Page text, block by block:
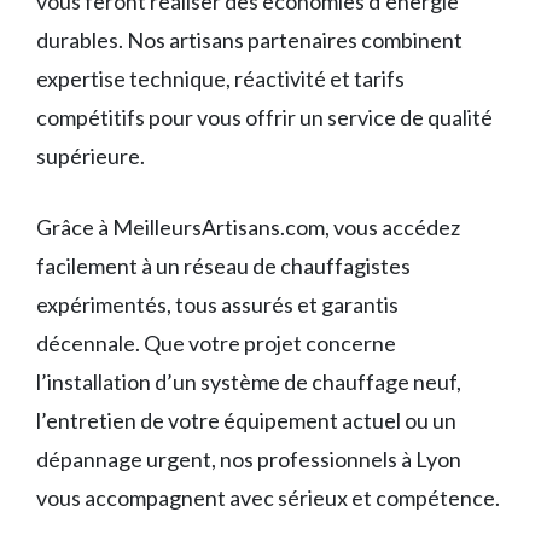
durables. Nos artisans partenaires combinent
expertise technique, réactivité et tarifs
compétitifs pour vous offrir un service de qualité
supérieure.
Grâce à MeilleursArtisans.com, vous accédez
facilement à un réseau de chauffagistes
expérimentés, tous assurés et garantis
décennale. Que votre projet concerne
l’installation d’un système de chauffage neuf,
l’entretien de votre équipement actuel ou un
dépannage urgent, nos professionnels à Lyon
vous accompagnent avec sérieux et compétence.